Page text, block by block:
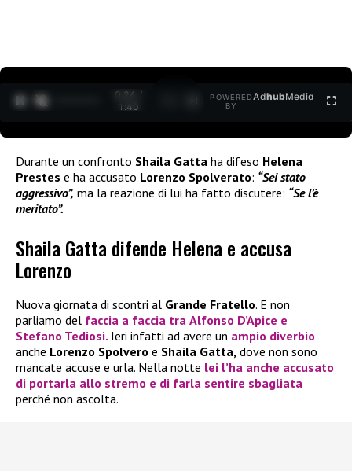
0:28 /
1:40
POWERED
BY
AdhubMedia
Durante un confronto Shaila Gatta ha difeso Helena
Prestes e ha accusato Lorenzo Spolverato: “Sei stato
aggressivo”, ma la reazione di lui ha fatto discutere: “Se l’è
meritato”.
Shaila Gatta difende Helena e accusa
Lorenzo
Nuova giornata di scontri al Grande Fratello. E non
parliamo del faccia a faccia tra Alfonso D’Apice e
Stefano Tediosi. Ieri infatti ad avere un ampio diverbio
anche Lorenzo Spolvero e Shaila Gatta, dove non sono
mancate accuse e urla. Nella notte lei l’ha anche accusato
di portarla allo stremo e di farla sentire sbagliata
perché non ascolta.